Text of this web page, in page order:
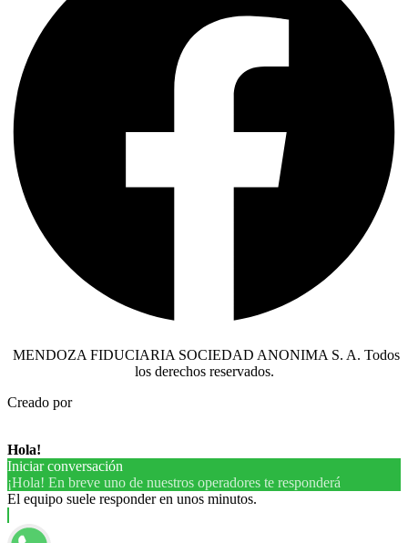
MENDOZA FIDUCIARIA SOCIEDAD ANONIMA S. A. Todos
los derechos reservados.
Creado por
Hola!
Iniciar conversación
¡Hola! En breve uno de nuestros operadores te responderá
El equipo suele responder en unos minutos.